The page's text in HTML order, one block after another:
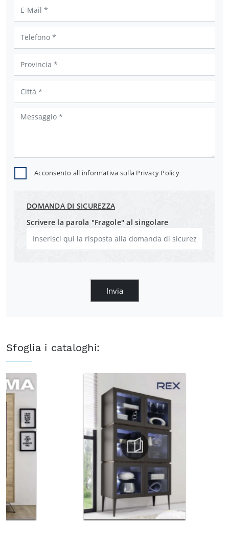
Acconsento all'informativa sulla Privacy Policy
DOMANDA DI SICUREZZA
Scrivere la parola "Fragole" al singolare
Invia
Sfoglia i cataloghi: